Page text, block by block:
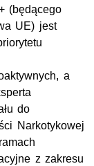
(będącego
UE) jest
a
do
Narkotykowej
z zakresu